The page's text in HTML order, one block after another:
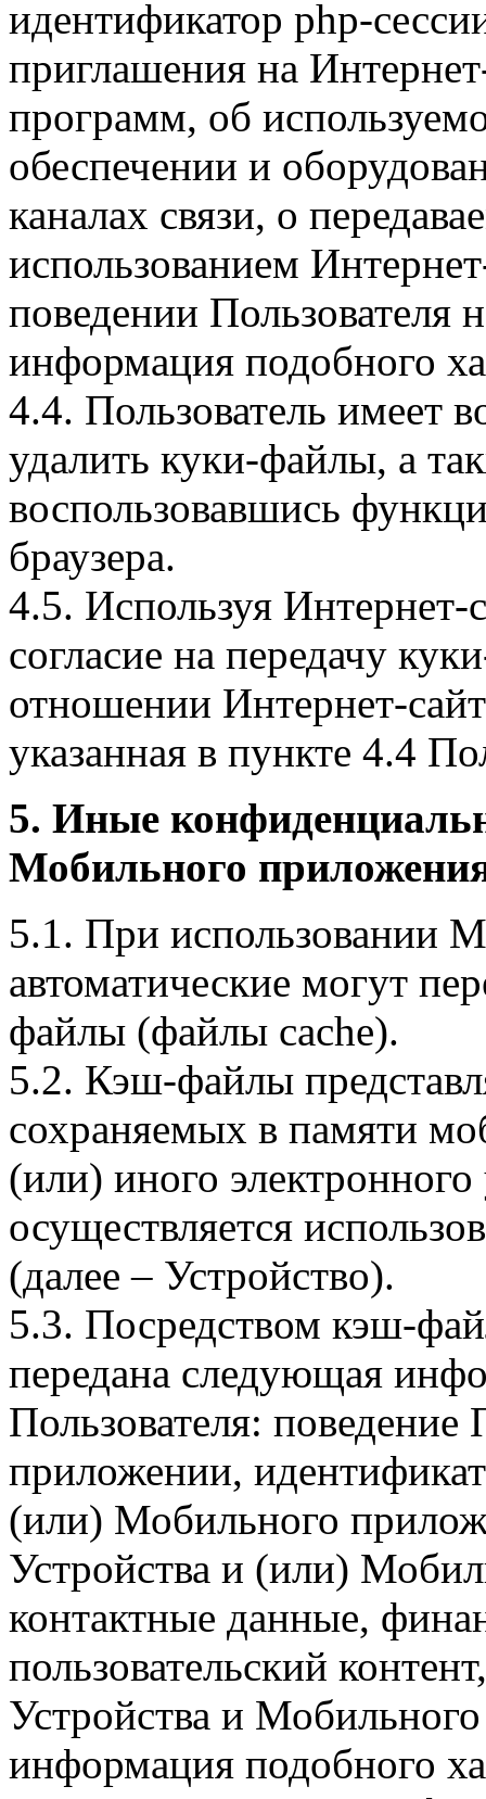
идентификатор php-
приглашения на
программ, об
обеспечении и
каналах связи, о
использованием
поведении Пользователя
информация подобного
4.4. Пользователь имеет
удалить куки-файлы, а
воспользовавшись
браузера.
4.5. Используя Интернет-
согласие на передачу
отношении Интернет-
указанная в пункте 4.4
5. Иные
Мобильного
5.1. При использовании
автоматические могут
файлы (файлы cache).
5.2. Кэш-файлы
сохраняемых в памяти
(или) иного электронного
осуществляется
(далее – Устройство).
5.3. Посредством кэш-
передана следующая
Пользователя:
приложении,
(или) Мобильного
Устройства и (или)
контактные данные,
пользовательский
Устройства и
информация подобного